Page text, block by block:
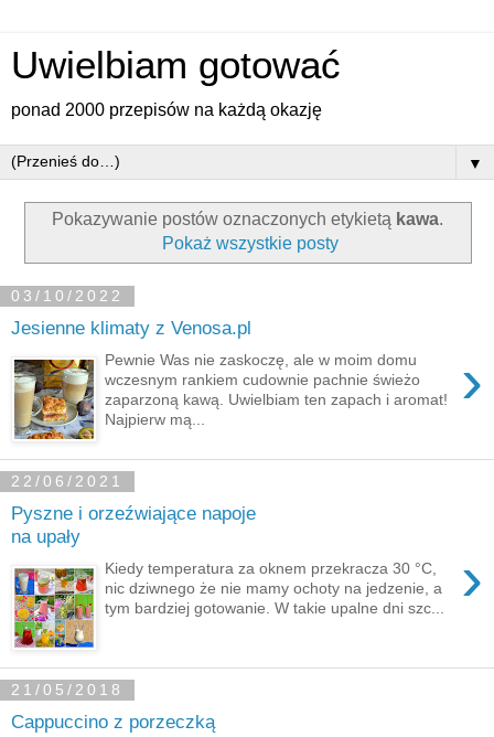
Uwielbiam gotować
ponad 2000 przepisów na każdą okazję
▼
Pokazywanie postów oznaczonych etykietą kawa.
Pokaż wszystkie posty
03/10/2022
Jesienne klimaty z Venosa.pl
›
Pewnie Was nie zaskoczę, ale w moim domu
wczesnym rankiem cudownie pachnie świeżo
zaparzoną kawą. Uwielbiam ten zapach i aromat!
Najpierw mą...
22/06/2021
Pyszne i orzeźwiające napoje
na upały
›
Kiedy temperatura za oknem przekracza 30 °C,
nic dziwnego że nie mamy ochoty na jedzenie, a
tym bardziej gotowanie. W takie upalne dni szc...
21/05/2018
Cappuccino z porzeczką